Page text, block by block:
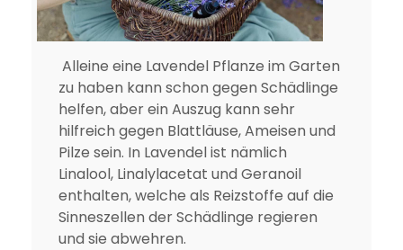
Alleine eine Lavendel Pflanze im Garten
zu haben kann schon gegen Schädlinge
helfen, aber ein Auszug kann sehr
hilfreich gegen Blattläuse, Ameisen und
Pilze sein. In Lavendel ist nämlich
Linalool, Linalylacetat und Geranoil
enthalten, welche als Reizstoffe auf die
Sinneszellen der Schädlinge regieren
und sie abwehren.